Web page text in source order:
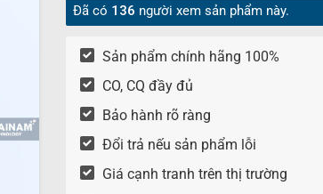
Đã có 136 người xem sản phẩm này.
Sản phẩm chính hãng 100%
CO, CQ đầy đủ
Bảo hành rõ ràng
Đổi trả nếu sản phẩm lỗi
Giá cạnh tranh trên thị trường